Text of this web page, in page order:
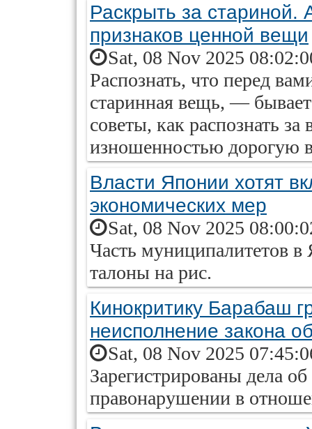
Раскрыть за стариной.
признаков ценной вещи
Sat, 08 Nov 2025
Распознать, что перед
старинная вещь, —
советы, как распознать
изношенностью дорогую
Власти Японии хотят
экономических мер
Sat, 08 Nov 2025
Часть муниципалитетов
талоны на рис.
Кинокритику Барабаш
неисполнение закона
Sat, 08 Nov 2025
Зарегистрированы дела
правонарушении в